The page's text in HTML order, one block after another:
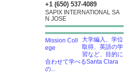
+1 (650) 537-4089
SAPIX INTERNATIONAL SA
N JOSE
大学編入、学位
取得、英語の学
習など、目的に
合わせて学べるSanta Clara
の...